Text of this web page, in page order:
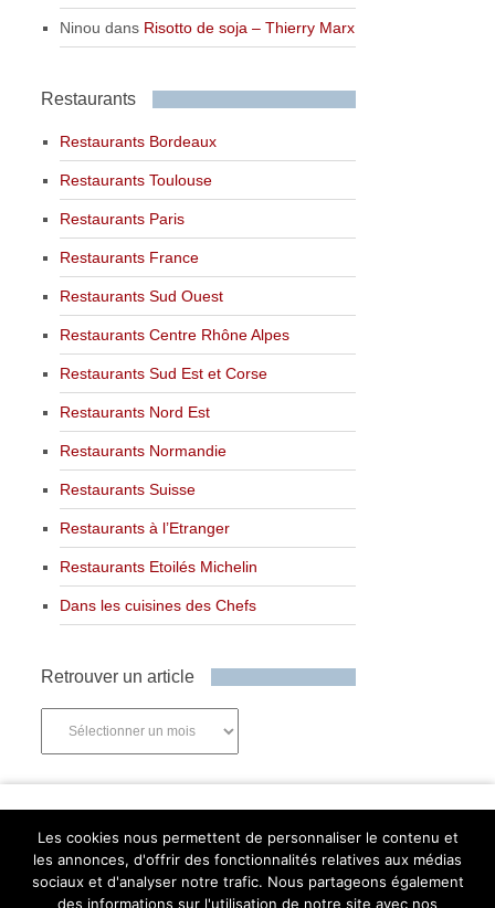
Ninou dans Risotto de soja – Thierry Marx
Restaurants
Restaurants Bordeaux
Restaurants Toulouse
Restaurants Paris
Restaurants France
Restaurants Sud Ouest
Restaurants Centre Rhône Alpes
Restaurants Sud Est et Corse
Restaurants Nord Est
Restaurants Normandie
Restaurants Suisse
Restaurants à l’Etranger
Restaurants Etoilés Michelin
Dans les cuisines des Chefs
Retrouver un article
Les cookies nous permettent de personnaliser le contenu et
les annonces, d'offrir des fonctionnalités relatives aux médias
sociaux et d'analyser notre trafic. Nous partageons également
des informations sur l'utilisation de notre site avec nos